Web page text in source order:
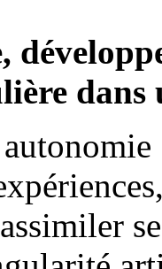
dans